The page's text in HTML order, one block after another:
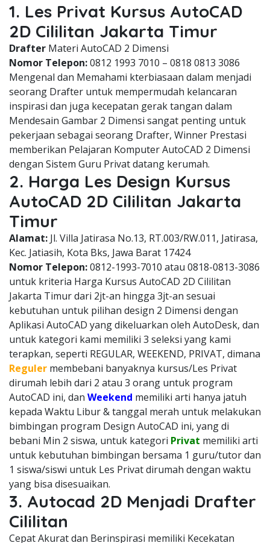
1. Les Privat Kursus AutoCAD
2D Cililitan Jakarta Timur
Drafter Materi AutoCAD 2 Dimensi
Nomor Telepon:0812 1993 7010 – 0818 0813 3086
Mengenal dan Memahami kterbiasaan dalam menjadi
seorang Drafter untuk mempermudah kelancaran
inspirasi dan juga kecepatan gerak tangan dalam
Mendesain Gambar 2 Dimensi sangat penting untuk
pekerjaan sebagai seorang Drafter, Winner Prestasi
memberikan Pelajaran Komputer AutoCAD 2 Dimensi
dengan Sistem Guru Privat datang kerumah.
2. Harga Les Design Kursus
AutoCAD 2D Cililitan Jakarta
Timur
Alamat: Jl. Villa Jatirasa No.13, RT.003/RW.011, Jatirasa,
Kec. Jatiasih, Kota Bks, Jawa Barat 17424
Nomor Telepon:0812-1993-7010 atau 0818-0813-3086
untuk kriteria Harga Kursus AutoCAD 2D Cililitan
Jakarta Timur dari 2jt-an hingga 3jt-an sesuai
kebutuhan untuk pilihan design 2 Dimensi dengan
Aplikasi AutoCAD yang dikeluarkan oleh AutoDesk, dan
untuk kategori kami memiliki 3 seleksi yang kami
terapkan, seperti REGULAR, WEEKEND, PRIVAT, dimana
Reguler membebani banyaknya kursus/Les Privat
dirumah lebih dari 2 atau 3 orang untuk program
AutoCAD ini, dan Weekend memiliki arti hanya jatuh
kepada Waktu Libur & tanggal merah untuk melakukan
bimbingan program Design AutoCAD ini, yang di
bebani Min 2 siswa, untuk kategori Privat memiliki arti
untuk kebutuhan bimbingan bersama 1 guru/tutor dan
1 siswa/siswi untuk Les Privat dirumah dengan waktu
yang bisa disesuaikan.
3. Autocad 2D Menjadi Drafter
Cililitan
Cepat Akurat dan Berinspirasi memiliki Kecekatan